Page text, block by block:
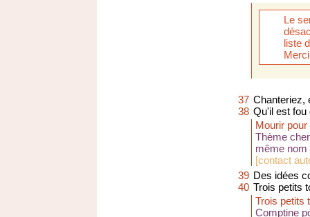
Le
liste
37 Chanteriez,
38 Qu'il est fou
Mourir
Thème
même
[contact
39 Des idées
40 Trois petits
Trois petits
Comptine